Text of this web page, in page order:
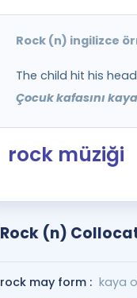
Rock (n) ingilizce
The child hit his
Çocuk kafasını
rock müziği
Rock (n)
rock may form : kaya